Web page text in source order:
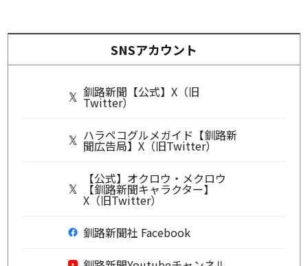
SNSアカウント
釧路新聞【公式】X（旧
Twitter）
ハラペコグルメガイド【釧路新
聞広告局】X（旧Twitter）
【公式】オクロウ・メクロウ
【釧路新聞キャラクター】
X（旧Twitter）
釧路新聞社 Facebook